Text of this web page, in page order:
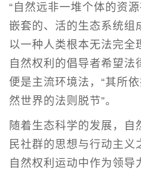
“自然远非一堆个体的资
嵌套的、活的生态系统组
以一种人类根本无法完全
自然权利的倡导者希望法
便是主流环境法，“其所
然世界的法则脱节”。
随着生态科学的发展，自
民社群的思想与行动主义
自然权利运动中作为领导